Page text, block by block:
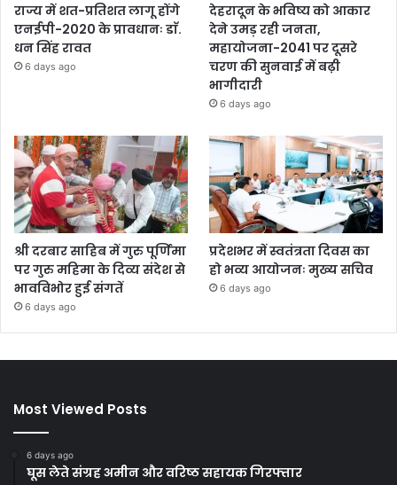
राज्य में शत-प्रतिशत लागू होंगे
एनईपी-2020 के प्रावधानः डाॅ.
धन सिंह रावत
6 days ago
देहरादून के भविष्य को आकार
देने उमड़ रही जनता,
महायोजना-2041 पर दूसरे
चरण की सुनवाई में बढ़ी
भागीदारी
6 days ago
श्री दरबार साहिब में गुरु पूर्णिमा
पर गुरु महिमा के दिव्य संदेश से
भावविभोर हुई संगतें
6 days ago
प्रदेशभर में स्वतंत्रता दिवस का
हो भव्य आयोजनः मुख्य सचिव
6 days ago
Most Viewed Posts
6 days ago
घूस लेते संग्रह अमीन और वरिष्ठ सहायक गिरफ्तार